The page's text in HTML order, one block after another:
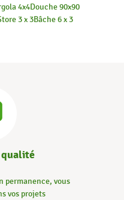
4x4Douche 90x90
3 x 3Bâche 6 x 3
qualité
permanence, vous
vos projets